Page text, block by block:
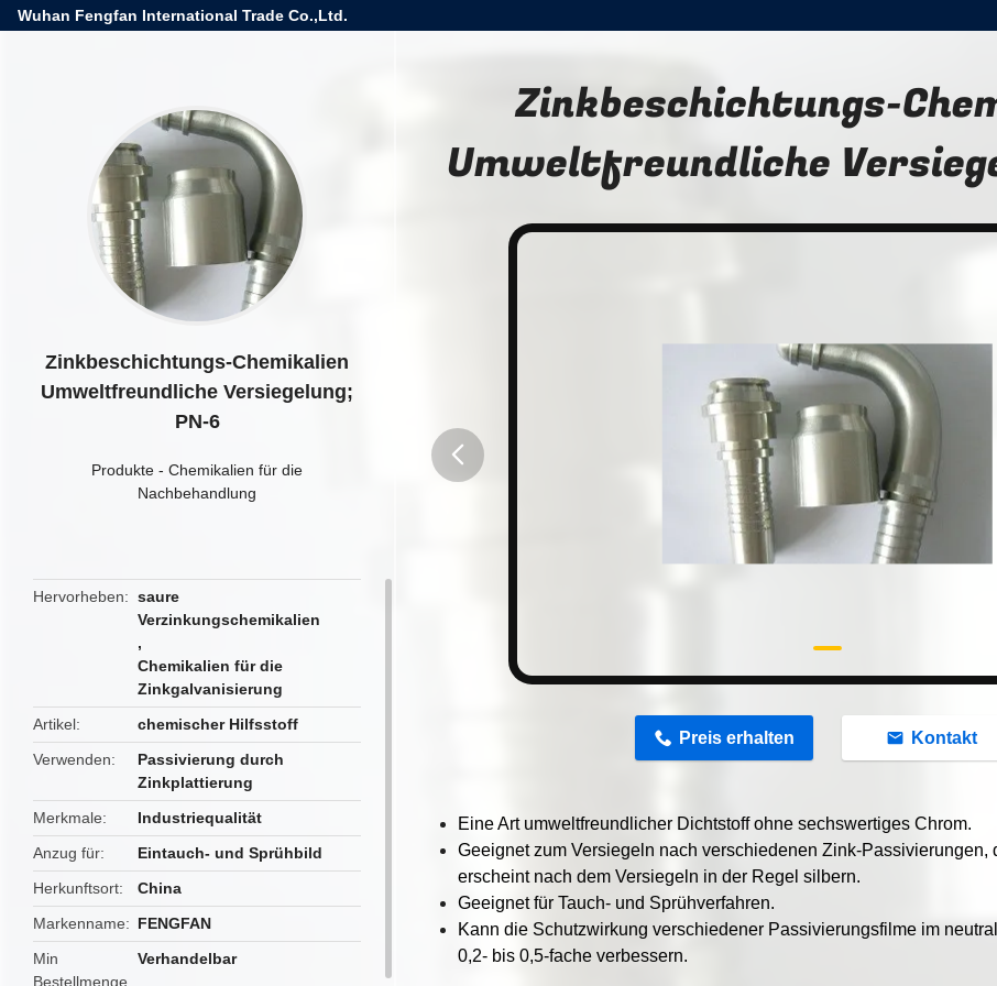
Wuhan Fengfan International Trade Co.,Ltd.
Zinkbeschichtungs-Chemikalien
Umweltfreundliche Versiegelung;
PN-6
Produkte - Chemikalien für die
Nachbehandlung
Hervorheben
saure
Verzinkungschemikalien
,
Chemikalien für die
Zinkgalvanisierung
Artikel
chemischer Hilfsstoff
Verwenden
Passivierung durch
Zinkplattierung
Merkmale
Industriequalität
Anzug für
Eintauch- und Sprühbild
Herkunftsort
China
Markenname
FENGFAN
Min
Bestellmenge
Verhandelbar
Zinkbeschichtungs-
Umweltfreundliche
Preis erhalten Kontakt
Eine Art umweltfreundlicher Dichtstoff ohne sechswertiges Chrom.
Geeignet zum Versiegeln nach verschiedenen Zink-Passivierungen,
erscheint nach dem Versiegeln in der Regel silbern.
Geeignet für Tauch- und Sprühverfahren.
Kann die Schutzwirkung verschiedener Passivierungsfilme im
0,2- bis 0,5-fache verbessern.